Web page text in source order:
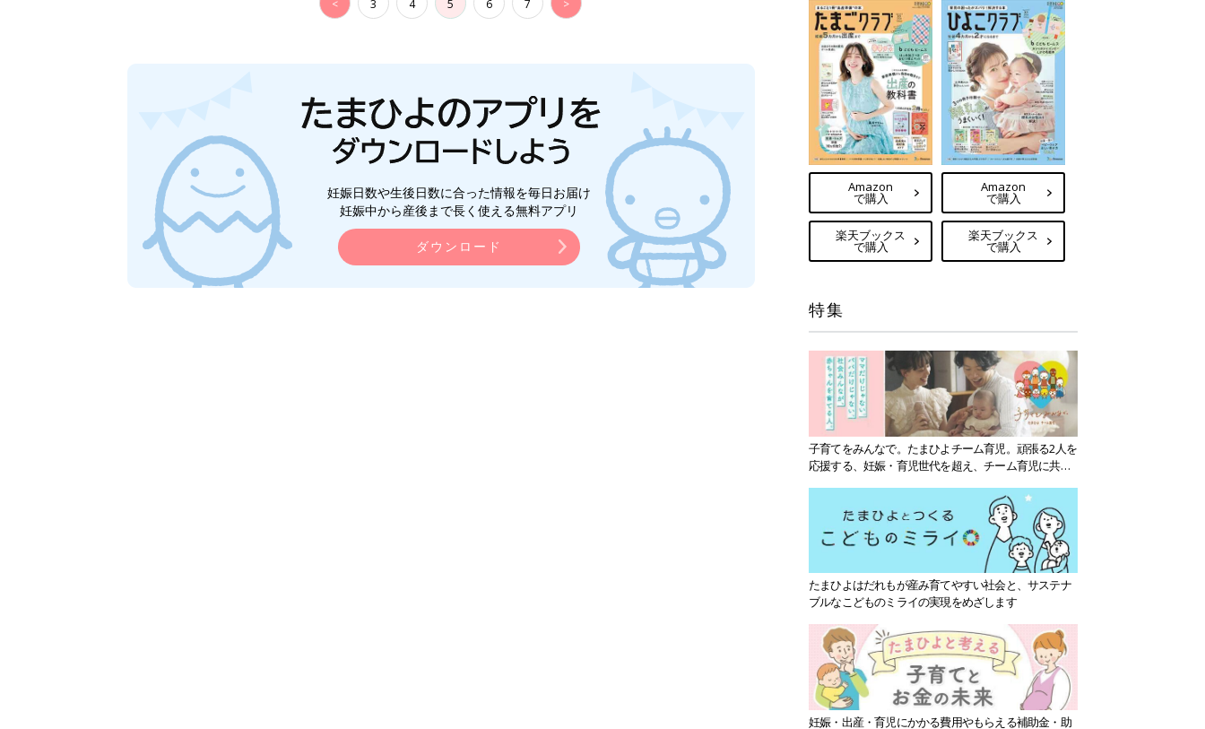
< 3 4 5 6 7 >
妊娠日数や生後日数に合った情報を毎日お届け
妊娠中から産後まで長く使える無料アプリ
ダウンロード
Amazon
で購入
楽天ブックス
で購入
Amazon
で購入
楽天ブックス
で購入
特集
子育てをみんなで。たまひよチーム育児。頑張る2人を
応援する、妊娠・育児世代を超え、チーム育児に共感
たまひよはだれもが産み育てやすい社会と、サステナ
ブルなこどものミライの実現をめざします
妊娠・出産・育児にかかる費用やもらえる補助金・助